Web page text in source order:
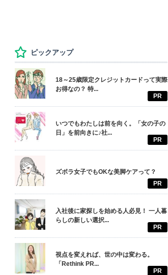
ピックアップ
18～25歳限定クレジットカードって実際
お得なの？ 特...
PR
いつでもわたしは前を向く。「女の子の
日」を前向きに♪社...
PR
ズボラ女子でもOKな美脚ケアって？
PR
入社後に家探しを始める人必見！ 一人暮
らしの新しい選択...
PR
視点を変えれば、世の中は変わる。
「Rethink PR...
PR